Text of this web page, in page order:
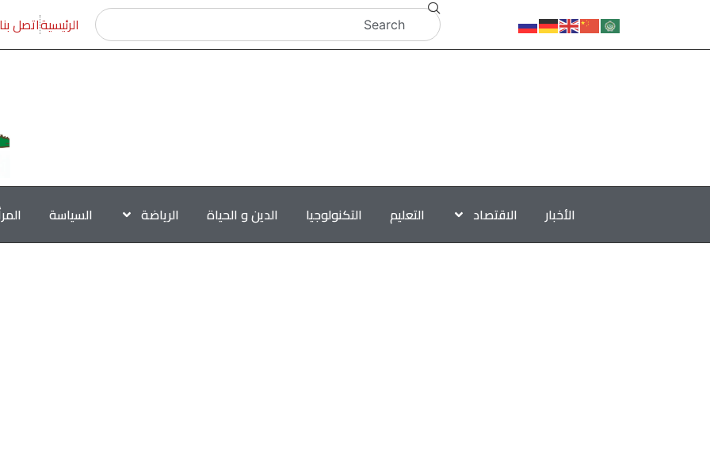
الرئيسيةاتصل بنا
الأخبار الاقتصاد التعليم التكنولوجيا الدين و الحياة الرياضة السياسة